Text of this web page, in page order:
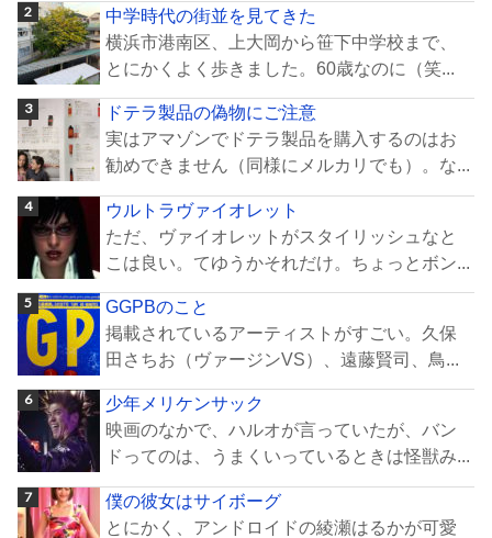
中学時代の街並を見てきた
横浜市港南区、上大岡から笹下中学校まで、
とにかくよく歩きました。60歳なのに（笑...
ドテラ製品の偽物にご注意
実はアマゾンでドテラ製品を購入するのはお
勧めできません（同様にメルカリでも）。な...
ウルトラヴァイオレット
ただ、ヴァイオレットがスタイリッシュなと
こは良い。てゆうかそれだけ。ちょっとボン...
GGPBのこと
掲載されているアーティストがすごい。久保
田さちお（ヴァージンVS）、遠藤賢司、鳥...
少年メリケンサック
映画のなかで、ハルオが言っていたが、バン
ドってのは、うまくいっているときは怪獣み...
僕の彼女はサイボーグ
とにかく、アンドロイドの綾瀬はるかが可愛